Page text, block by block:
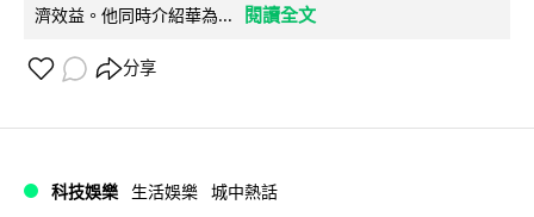
濟效益。他同時介紹華為...
閱讀全文
分享
科技娛樂 生活娛樂 城中熱話